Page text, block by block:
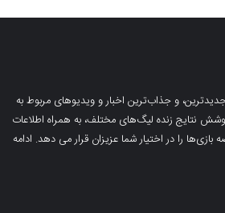
و جذاب‌ترین اخبار و ویدیوهای مربوط به
پوشش نتایج زنده لیگ‌های مختلف، به همراه اطلاعات
بازی‌ها را در اختیار شما عزیزان قرار می دهد. ادامه